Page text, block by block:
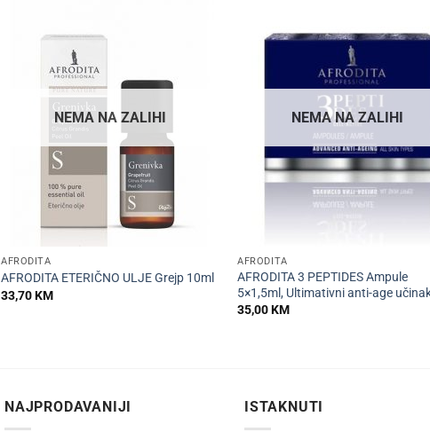
NEMA NA ZALIHI
AFRODITA
AFRODITA ETERIČNO ULJE Grejp 10ml
33,70KM
NEMA NA ZALIHI
AFRODITA
AFRODITA 3 PEPTIDES Ampule
5×1,5ml, Ultimativni anti-age
35,00KM
NAJPRODAVANIJI ISTAKNUTI